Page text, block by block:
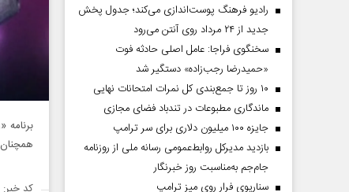
رادیو فرهنگ پوست‌اندازی می‌کند؛ جدول پخش
جدید از ۲۴ مرداد روی آنتن می‌رود
سخنگوی فراجا: عامل اصلی حادثه فوت
«حمیدرضا رجب‌زاده» دستگیر شد
۱۰ روز تا جمع‌بندی کل نمرات امتحانات نهایی
ماندگاری مطبوعات در تندباد فضای مجازی
جایزه ۱۰۰ میلیون دلاری برای سر ترامپ
بازدید مدیرکل روابط‌عمومی رسانه ملی از روزنامه
جام‌جم به‌مناسبت روز خبرنگار
سناریوی فرار روی میز ترامپ